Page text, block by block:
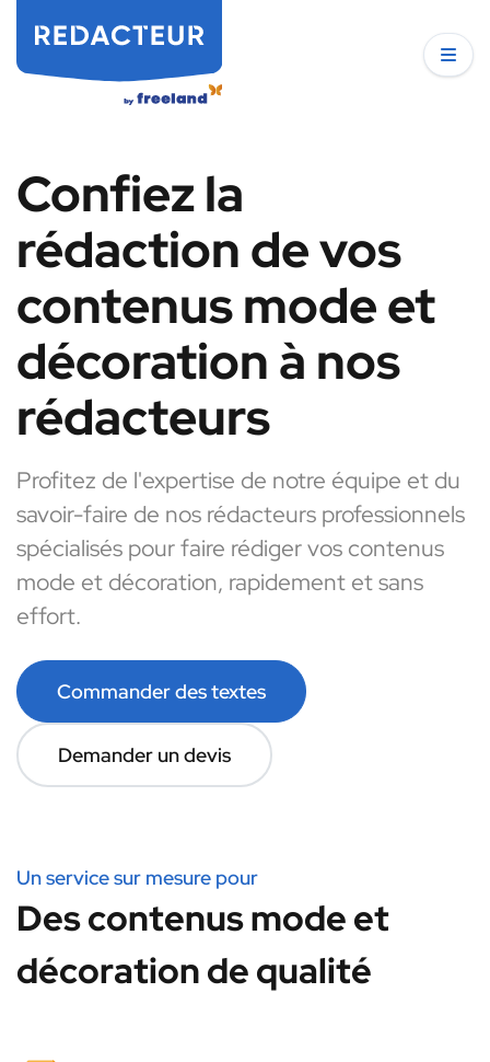
Confiez la
rédaction de vos
contenus mode et
décoration à nos
rédacteurs
Profitez de l'expertise de notre équipe et du
savoir-faire de nos rédacteurs professionnels
spécialisés pour faire rédiger vos contenus
mode et décoration, rapidement et sans
effort.
Commander des textes
Demander un devis
Un service sur mesure pour
Des contenus mode et
décoration de qualité